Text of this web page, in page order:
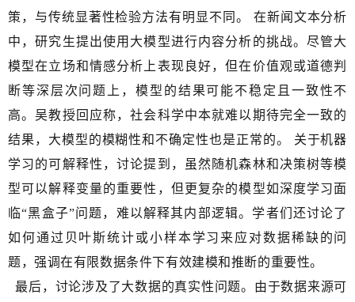
策，与传统显著性检验方法有明显不同。 在新闻文本分析
中，研究生提出使用大模型进行内容分析的挑战。尽管大
模型在立场和情感分析上表现良好，但在价值观或道德判
断等深层次问题上，模型的结果可能不稳定且一致性不
高。吴教授回应称，社会科学中本就难以期待完全一致的
结果，大模型的模糊性和不确定性也是正常的。 关于机器
学习的可解释性，讨论提到，虽然随机森林和决策树等模
型可以解释变量的重要性，但更复杂的模型如深度学习面
临“黑盒子”问题，难以解释其内部逻辑。学者们还讨论了
如何通过贝叶斯统计或小样本学习来应对数据稀缺的问
题，强调在有限数据条件下有效建模和推断的重要性。
最后，讨论涉及了大数据的真实性问题。由于数据来源可